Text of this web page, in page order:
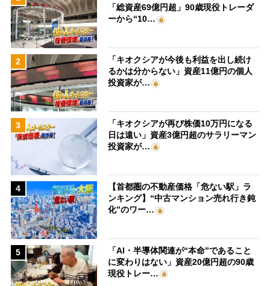
「総資産69億円超」90歳現役トレーダ
ーから“10…
2
「キオクシアが今後も利益を出し続け
るかは分からない」資産11億円の個人
投資家が…
3
「キオクシアが再び株価10万円になる
日は遠い」資産3億円超のサラリーマン
投資家が…
4
【首都圏の不動産価格「危ない駅」ラ
ンキング】“中古マンション売れ行き鈍
化”のワー…
5
「AI・半導体関連が“本命”であること
に変わりはない」資産20億円超の90歳
現役トレー…